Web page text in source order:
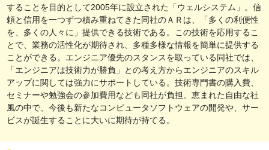
することを目的として2005年に設立された「ウェルシステム」。信
頼と信用を一つずつ積み重ねてきた同社のＡＲは、「多くの利便性
を、多くの人々に」提供できる技術である。この技術を応用するこ
とで、業務の活性化が期待され、多種多様な情報を簡単に提供する
ことができる。エンジニア優先のスタンスを取っている同社では、
「エンジニアは技術力が勝負」との考え方からエンジニアのスキル
アップに関しては強力にサポートしている。技術専門書の購入費、
セミナーや勉強会の参加費用なども同社が負担。恵まれた自由な社
風の中で、今後も新たなコンピュータソフトウェアの開発や、サー
ビスが誕生することに大いに期待が持てる。